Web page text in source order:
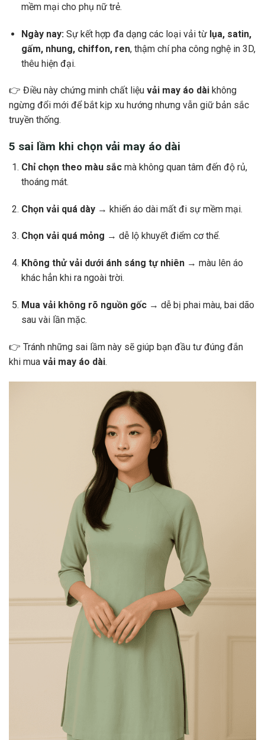
mềm mại cho phụ nữ trẻ.
Ngày nay: Sự kết hợp đa dạng các loại vải từ lụa, satin,
gấm, nhung, chiffon, ren, thậm chí pha công nghệ in 3D,
thêu hiện đại.
👉 Điều này chứng minh chất liệu vải may áo dài không
ngừng đổi mới để bắt kịp xu hướng nhưng vẫn giữ bản sắc
truyền thống.
5 sai lầm khi chọn vải may áo dài
Chỉ chọn theo màu sắcmà không quan tâm đến độ rủ,
thoáng mát.
Chọn vải quá dày→ khiến áo dài mất đi sự mềm mại.
Chọn vải quá mỏng → dễ lộ khuyết điểm cơ thể.
Không thử vải dưới ánh sáng tự nhiên→ màu lên áo
khác hẳn khi ra ngoài trời.
Mua vải không rõ nguồn gốc→ dễ bị phai màu, bai dão
sau vài lần mặc.
👉 Tránh những sai lầm này sẽ giúp bạn đầu tư đúng đắn
khi mua vải may áo dài.